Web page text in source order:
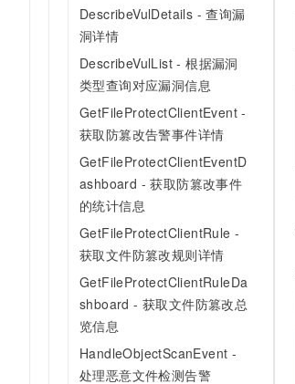
DescribeVulDetails - 查询漏
洞详情
DescribeVulList - 根据漏洞
类型查询对应漏洞信息
GetFileProtectClientEvent -
获取防篡改告警事件详情
GetFileProtectClientEventD
ashboard - 获取防篡改事件
的统计信息
GetFileProtectClientRule -
获取文件防篡改规则详情
GetFileProtectClientRuleDa
shboard - 获取文件防篡改总
览信息
HandleObjectScanEvent -
处理恶意文件检测告警